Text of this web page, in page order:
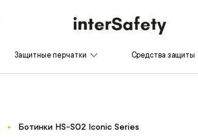
Защитные перчатки Средства защиты
Ботинки HS-S02 Iconic Series